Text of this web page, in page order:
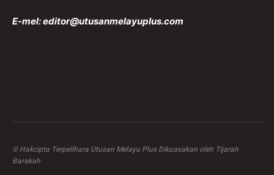
E-mel:editor@utusanmelayuplus.com
© Hakcipta Terpelihara Utusan Melayu Plus Dikuasakan oleh Tijarah
Barakah